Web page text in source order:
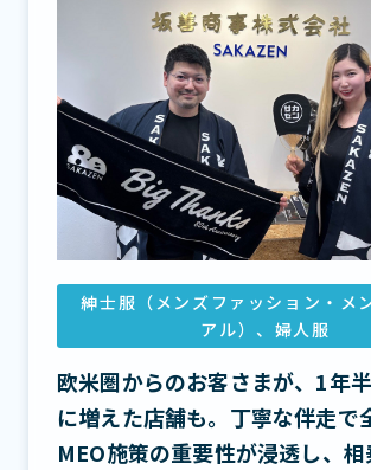
紳士服（メンズファッション・メ
アル）、婦人服
欧米圏からのお客さまが、1年
に増えた店舗も。丁寧な伴走で
MEO施策の重要性が浸透し、